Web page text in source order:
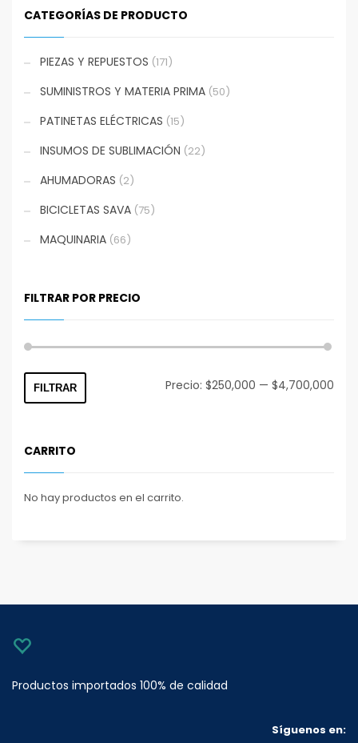
CATEGORÍAS DE PRODUCTO
PIEZAS Y REPUESTOS (171)
SUMINISTROS Y MATERIA PRIMA (50)
PATINETAS ELÉCTRICAS (15)
INSUMOS DE SUBLIMACIÓN (22)
AHUMADORAS (2)
BICICLETAS SAVA (75)
MAQUINARIA (66)
FILTRAR POR PRECIO
FILTRAR Precio: $250,000 — $4,700,000
CARRITO
No hay productos en el carrito.
Productos importados 100% de calidad
Síguenos en: